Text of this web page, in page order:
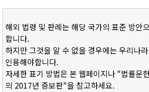
해외 법령 및 판례는 해당 국가의 표준 방안
합니다.
하지만 그것을 알 수 없을 경우에는 우리나
인용해야합니다.
자세한 표기 방법은 본 웹페이지나 "법률문
의 2017년 증보판"을 참고하세요.